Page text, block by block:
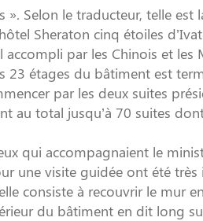
Selon le traducteur, telle
Sheraton cinq étoiles
par les Chinois et les
23 étages du bâtiment est
par les deux suites
total jusqu’à 70 suites dont
qui accompagnaient le
une visite guidée ont été très
consiste à recouvrir le mur
du bâtiment en dit long